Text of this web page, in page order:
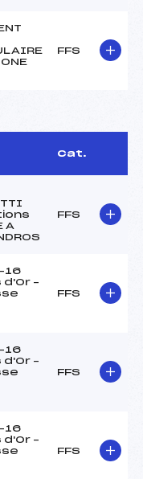
FFS
Cat.
A
FFS
16
–
FFS
16
–
FFS
16
–
FFS